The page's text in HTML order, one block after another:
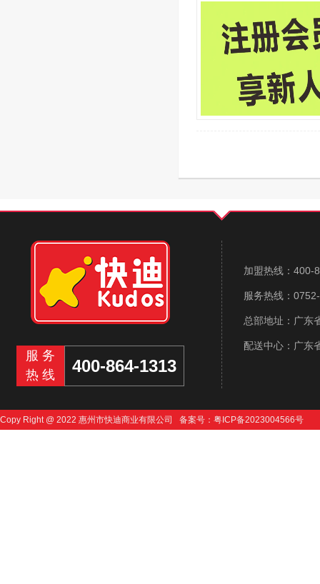
服务
热线
400-864-1313
加盟热线：400-
服务热线：
总部地址：广东
配送中心：广东
Copy Right @ 2022 惠州市快迪商业有限公司 备案号： 粤ICP备2023004566号